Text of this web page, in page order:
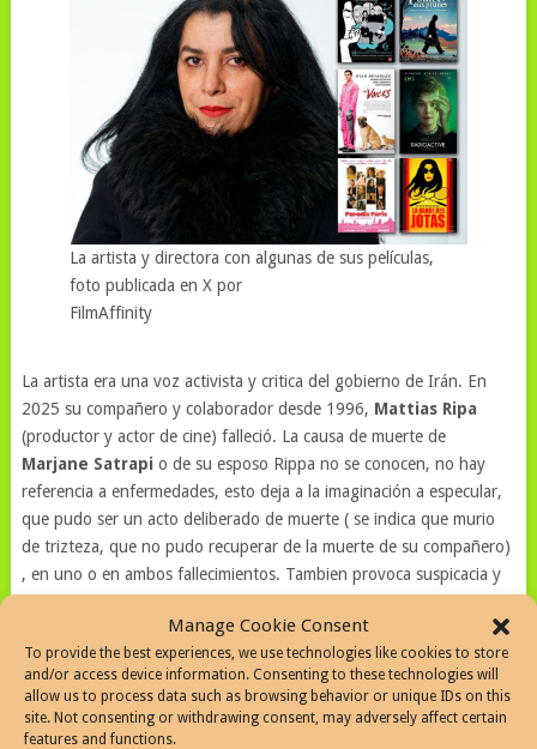
Manage Cookie Consent
To provide the best experiences, we use technologies like cookies to store
and/or access device information. Consenting to these technologies will
allow us to process data such as browsing behavior or unique IDs on this
site. Not consenting or withdrawing consent, may adversely affect certain
features and functions.
La artista y directora con algunas de sus películas,
foto publicada en X por
FilmAffinity
La artista era una voz activista y critica del gobierno de Irán. En
2025 su compañero y colaborador desde 1996, Mattias Ripa
(productor y actor de cine) falleció. La causa de muerte de
Marjane Satrapi o de su esposo Rippa no se conocen, no hay
referencia a enfermedades, esto deja a la imaginación a especular,
que pudo ser un acto deliberado de muerte ( se indica que murio
de trizteza, que no pudo recuperar de la muerte de su compañero)
, en uno o en ambos fallecimientos. Tambien provoca suspicacia y
cuales se opone políticamente.